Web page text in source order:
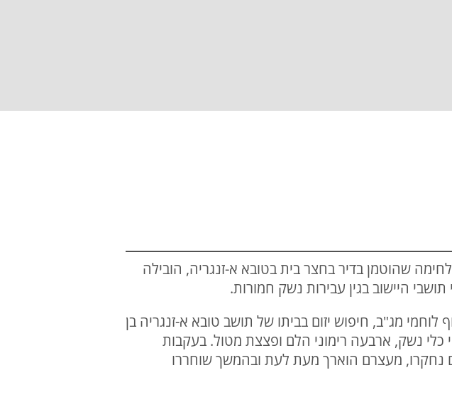
שהוטמן בדיר בחצר בית בטובא א-זנגריה, הובילה
היישוב בגין עבירות נשק חמורות.
הצפוני, בשיתוף לוחמי מג"ב, חיפוש יזום בביתו של תושב טובא א-זנגריה בן
כלי נשק, ארבעה רימוני הלם ופצצת מטול. בעקבות
בן 21, תושב היישוב. השניים נחקרו, מעצרם הוארך מעת לעת ובהמשך שוחררו